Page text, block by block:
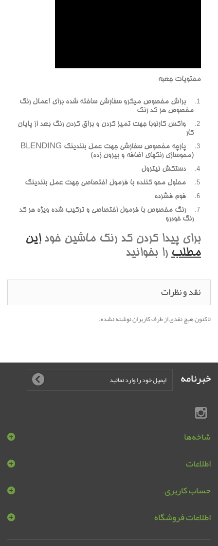
محتويات جعبه
براش مخصوص ميکرو سفارشي ساخته شده براي اعمال رنگ
مخصوص هر کد رنگ
واکس کارنوبا جهت تميز کردن و براق کردن رنگ بعد از پايان
کار
پارچه مخصوص سفارشي جهت عمل بلندينگ BLENDING
(محوسازي رنگهاي اضافه و بيرون زده)
دستکش نيترول
محلول محو کننده با فرمول اختصاصي جهت عمل بلندينگ
فوم فشرده
رنگ مخصوص با فرمول اختصاصي و ترکيب شده ويژه هر کد
رنگ خودرو
براي پيدا کردن کد رنگ ماشين خوداين
مطلب را بخوانيد
نقد و نظرات
تاکنون هیچ نقدی از طرف کاربران نوشته نشده.
خبرنامه
شاخه‌ها
اطلاعات
حساب کاربری
اطلاعات فروشگاه